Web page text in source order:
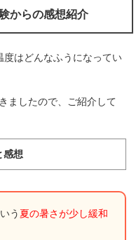
からの感想紹介
はどんなふうになってい
ましたので、ご紹介して
感想
う 夏の暑さが少し緩和